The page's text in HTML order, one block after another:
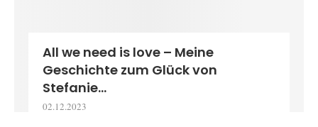
All we need is love – Meine
Geschichte zum Glück von
Stefanie...
02.12.2023